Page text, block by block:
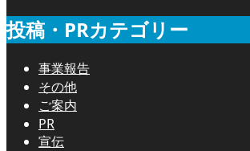
投稿・PRカテゴリー
事業報告
その他
ご案内
PR
宣伝